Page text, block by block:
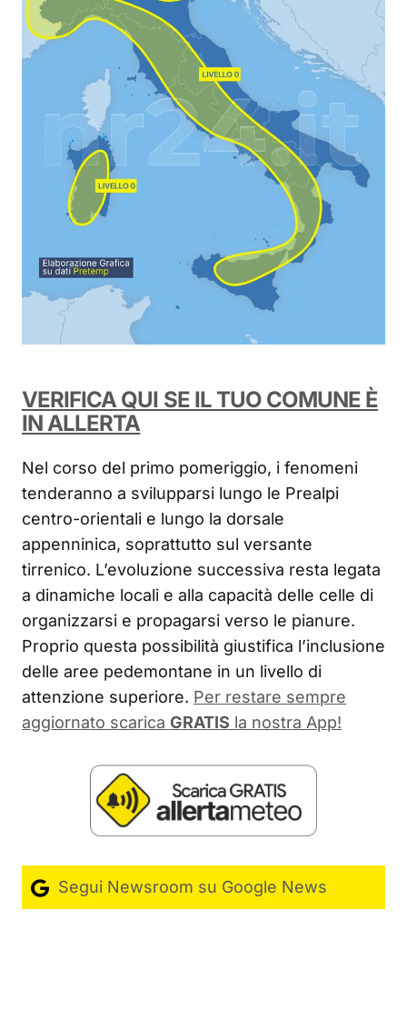
VERIFICA QUI SE IL TUO COMUNE È
IN ALLERTA
Nel corso del primo pomeriggio, i fenomeni
tenderanno a svilupparsi lungo le Prealpi
centro-orientali e lungo la dorsale
appenninica, soprattutto sul versante
tirrenico. L’evoluzione successiva resta legata
a dinamiche locali e alla capacità delle celle di
organizzarsi e propagarsi verso le pianure.
Proprio questa possibilità giustifica l’inclusione
delle aree pedemontane in un livello di
attenzione superiore. Per restare sempre
aggiornato scarica GRATIS la nostra App!
Segui Newsroom su Google News